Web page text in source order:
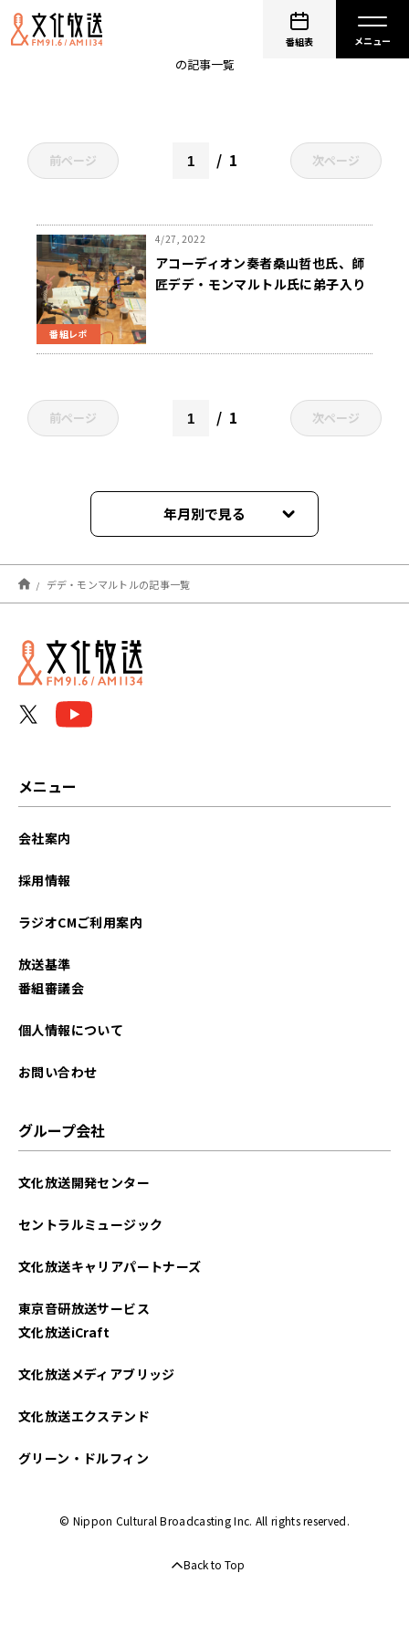
番組表
デデ・モンマルトル
の記事一覧
前ページ 1 次ページ
番組レポ
4/27, 2022
アコーディオン奏者桑山哲也氏、師
匠デデ・モンマルトル氏に弟子入り
前ページ 1 次ページ
年月別で見る
2022年04月
デデ・モンマルトルの記事一覧
メニュー
会社案内
採用情報
ラジオCMご利用案内
放送基準
番組審議会
個人情報について
お問い合わせ
グループ会社
文化放送開発センター
セントラルミュージック
文化放送キャリアパートナーズ
東京音研放送サービス
文化放送iCraft
文化放送メディアブリッジ
文化放送エクステンド
グリーン・ドルフィン
© Nippon Cultural Broadcasting Inc. All rights reserved.
Back to Top